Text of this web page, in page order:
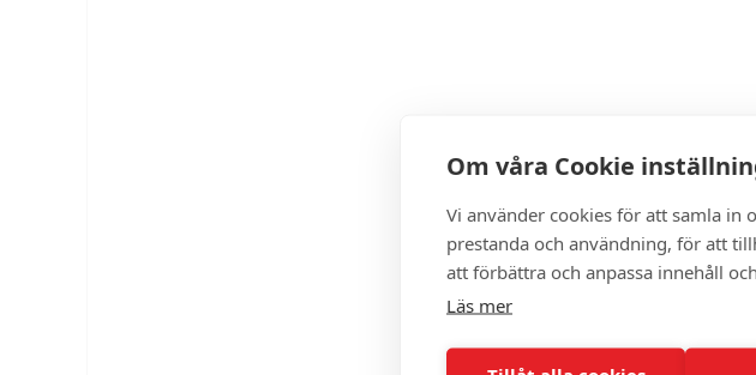
Om våra Cookie
Vi använder cookies för att samla in
prestanda och användning, för att
att förbättra och anpassa innehåll
Läs mer